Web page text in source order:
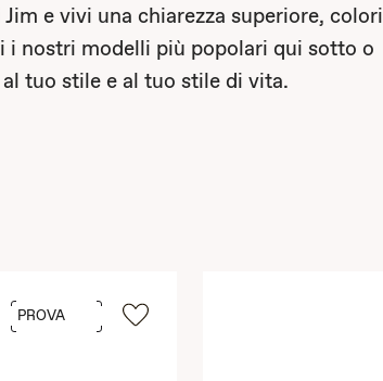
e vivi una chiarezza superiore, colori
i nostri modelli più popolari qui sotto o
tuo stile e al tuo stile di vita.
PROVA